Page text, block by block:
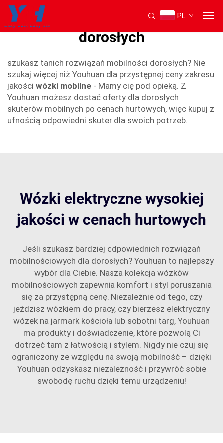
PL
tanie wózki mobilne dla
dorosłych
szukasz tanich rozwiązań mobilności dorosłych? Nie
szukaj więcej niż Youhuan dla przystępnej ceny zakresu
jakości wózki mobilne - Mamy cię pod opieką. Z
Youhuan możesz dostać oferty dla dorosłych
skuterów mobilnych po cenach hurtowych, więc kupuj z
ufnością odpowiedni skuter dla swoich potrzeb.
Wózki elektryczne wysokiej
jakości w cenach hurtowych
Jeśli szukasz bardziej odpowiednich rozwiązań
mobilnościowych dla dorosłych? Youhuan to najlepszy
wybór dla Ciebie. Nasza kolekcja wózków
mobilnościowych zapewnia komfort i styl poruszania
się za przystępną cenę. Niezależnie od tego, czy
jeździsz wózkiem do pracy, czy bierzesz elektryczny
wózek na jarmark kościoła lub sobotni targ, Youhuan
ma produkty i doświadczenie, które pozwolą Ci
dotrzeć tam z łatwością i stylem. Nigdy nie czuj się
ograniczony ze względu na swoją mobilność – dzięki
Youhuan odzyskasz niezależność i przywróć sobie
swobodę ruchu dzięki temu urządzeniu!